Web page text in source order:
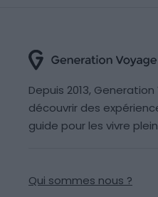
Depuis 2013,
découvrir des
guide pour les vivre
Qui sommes nous ?